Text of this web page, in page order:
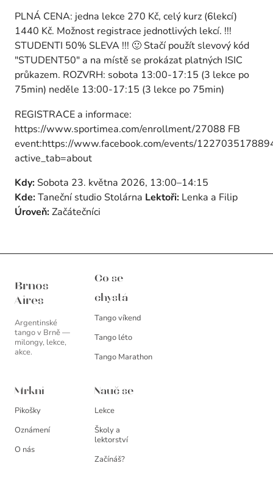
PLNÁ CENA: jedna lekce 270 Kč, celý kurz (6lekcí)
1440 Kč. Možnost registrace jednotlivých lekcí. !!!
STUDENTI 50% SLEVA !!! 🙂 Stačí použít slevový kód
"STUDENT50" a na místě se prokázat platných ISIC
průkazem. ROZVRH: sobota 13:00-17:15 (3 lekce po
75min) neděle 13:00-17:15 (3 lekce po 75min)
REGISTRACE a informace:
https://www.sportimea.com/enrollment/27088 FB
event:https://www.facebook.com/events/
active_tab=about
Kdy: Sobota 23. května 2026, 13:00–14:15
Kde:Taneční studio Stolárna Lektoři: Lenka a Filip
Úroveň:Začátečníci
Brnos
Aires
Argentinské
tango v Brně —
milongy, lekce,
akce.
Co se
chystá
Tango víkend
Tango léto
Tango Marathon
Mrkni
Pikošky
Oznámení
O nás
Nauč se
Lekce
Školy a
lektorství
Začínáš?